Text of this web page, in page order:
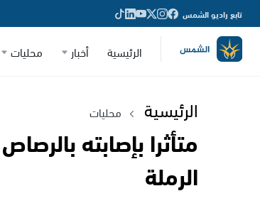
تابع راديو الشمس
الرئيسية أخبار محليات
الرئيسية محليات
متأثرا بإصابته
الرملة